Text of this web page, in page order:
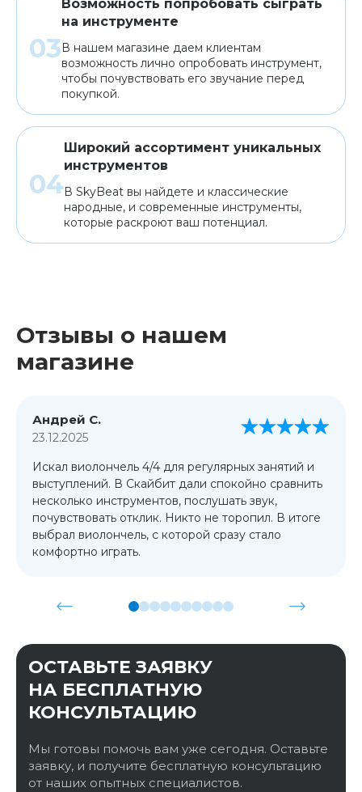
Возможность попробовать сыграть
на инструменте
В нашем магазине даем клиентам
возможность лично опробовать инструмент,
чтобы почувствовать его звучание перед
покупкой.
Широкий ассортимент уникальных
инструментов
В SkyBeat вы найдете и классические
народные, и современные инструменты,
которые раскроют ваш потенциал.
Отзывы о нашем
магазине
Андрей С.
23.12.2025
Искал виолончель 4/4 для регулярных занятий и
выступлений. В Скайбит дали спокойно сравнить
несколько инструментов, послушать звук,
почувствовать отклик. Никто не торопил. В итоге
выбрал виолончель, с которой сразу стало
комфортно играть.
ОСТАВЬТЕ ЗАЯВКУ
НА БЕСПЛАТНУЮ
КОНСУЛЬТАЦИЮ
Мы готовы помочь вам уже сегодня. Оставьте
заявку, и получите бесплатную консультацию
от наших опытных специалистов.